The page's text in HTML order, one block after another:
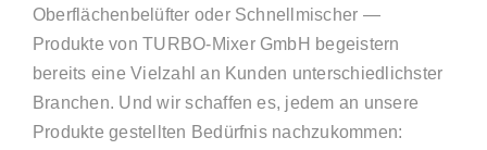
Oberflächenbelüfter oder Schnellmischer —
Produkte von TURBO-Mixer GmbH begeistern
bereits eine Vielzahl an Kunden unterschiedlichster
Branchen. Und wir schaffen es, jedem an unsere
Produkte gestellten Bedürfnis nachzukommen: